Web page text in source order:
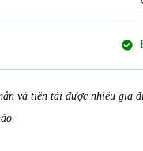
check_circle
và tiền tài được nhiều gia